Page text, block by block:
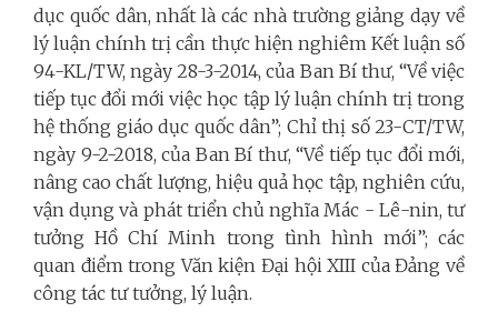
dục quốc dân, nhất là các nhà trường giảng dạy về
lý luận chính trị cần thực hiện nghiêm Kết luận số
94-KL/TW, ngày 28-3-2014, của Ban Bí thư, “Về việc
tiếp tục đổi mới việc học tập lý luận chính trị trong
hệ thống giáo dục quốc dân”; Chỉ thị số 23-CT/TW,
ngày 9-2-2018, của Ban Bí thư, “Về tiếp tục đổi mới,
nâng cao chất lượng, hiệu quả học tập, nghiên cứu,
vận dụng và phát triển chủ nghĩa Mác - Lê-nin, tư
tưởng Hồ Chí Minh trong tình hình mới”; các
quan điểm trong Văn kiện Đại hội XIII của Đảng về
công tác tư tưởng, lý luận.